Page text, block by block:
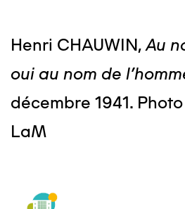
Henri CHAUWIN,Au
oui au nom de
décembre 1941.
LaM